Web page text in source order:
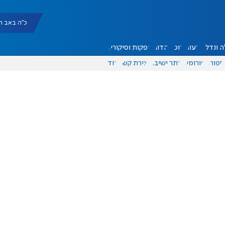
כ"ה באב תשפ"ו
ונדל"ן דעות אוכל יהדות הפקות וסיקורים
ספורט פורומים אתר ישיבה יצירת קשר עוד